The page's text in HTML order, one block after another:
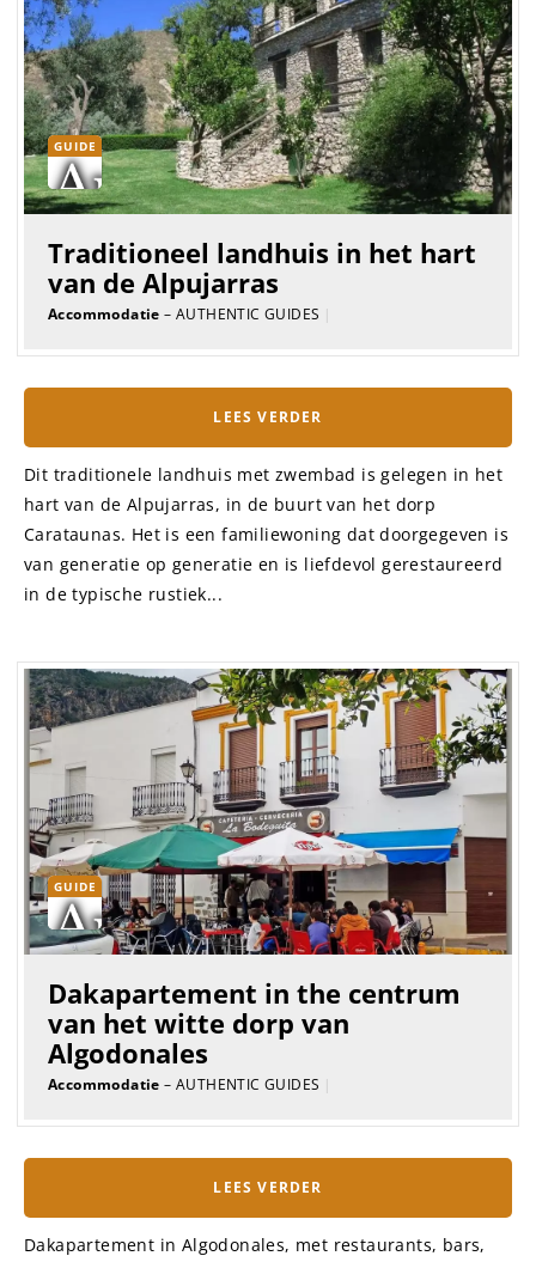
GUIDE
Traditioneel landhuis in het hart
van de Alpujarras
Accommodatie – AUTHENTIC GUIDES |
LEES VERDER
Dit traditionele landhuis met zwembad is gelegen in het
hart van de Alpujarras, in de buurt van het dorp
Carataunas. Het is een familiewoning dat doorgegeven is
van generatie op generatie en is liefdevol gerestaureerd
in de typische rustiek...
GUIDE
Dakapartement in the centrum
van het witte dorp van
Algodonales
Accommodatie – AUTHENTIC GUIDES |
LEES VERDER
Dakapartement in Algodonales, met restaurants, bars,